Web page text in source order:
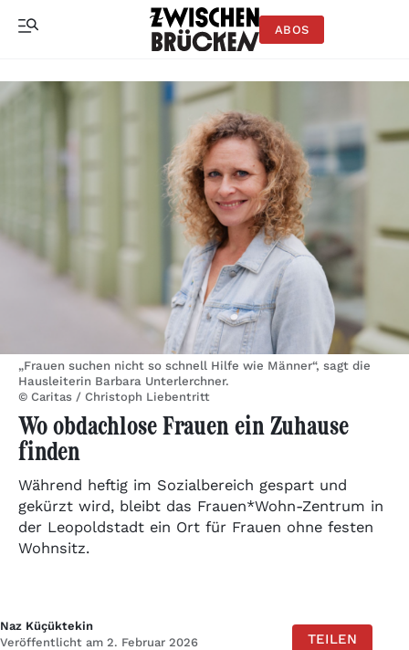
ABOS
„Frauen suchen nicht so schnell Hilfe wie Männer“, sagt die
Hausleiterin Barbara Unterlerchner.
© Caritas / Christoph Liebentritt
Wo obdachlose Frauen ein Zuhause
finden
Während heftig im Sozialbereich gespart und
gekürzt wird, bleibt das Frauen*Wohn-Zentrum in
der Leopoldstadt ein Ort für Frauen ohne festen
Wohnsitz.
Naz Küçüktekin
Veröffentlicht am 2. Februar 2026
TEILEN